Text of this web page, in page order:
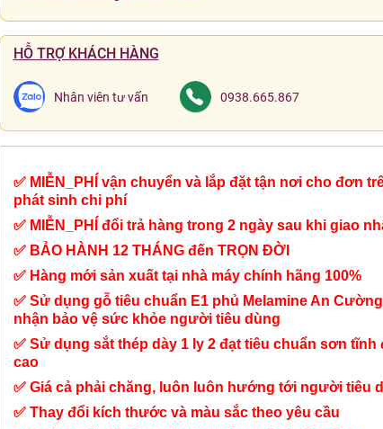
Bàn làm việc cụm 4
người chân sắt đơn
giản KSĐG06
Liên hệ
Bàn làm việc quản lý
góc L KSĐG09
Bàn làm việc
người chân
giản
Liên hệ
HỖ TRỢ KHÁCH HÀNG
Nhân viên tư vấn 0938.665.867
✅ MIỄN_PHÍ vận chuyển và lắp đặt tận nơi cho đơn
phát sinh chi phí
✅ MIỄN_PHÍ đổi trả hàng trong 2 ngày sau khi giao
✅ BẢO HÀNH 12 THÁNG đến TRỌN ĐỜI
✅ Hàng mới sản xuất tại nhà máy chính hãng 100%
✅ Sử dụng gỗ tiêu chuẩn E1 phủ Melamine An
nhận bảo vệ sức khỏe người tiêu dùng
✅ Sử dụng sắt thép dày 1 ly 2 đạt tiêu chuẩn sơn tĩnh
cao
✅ Giá cả phải chăng, luôn luôn hướng tới người tiêu
✅ Thay đổi kích thước và màu sắc theo yêu cầu